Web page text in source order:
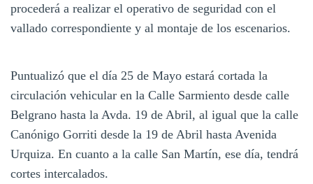
procederá a realizar el operativo de seguridad con el
vallado correspondiente y al montaje de los escenarios.
Puntualizó que el día 25 de Mayo estará cortada la
circulación vehicular en la Calle Sarmiento desde calle
Belgrano hasta la Avda. 19 de Abril, al igual que la calle
Canónigo Gorriti desde la 19 de Abril hasta Avenida
Urquiza. En cuanto a la calle San Martín, ese día, tendrá
cortes intercalados.